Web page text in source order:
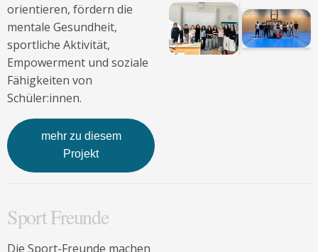
orientieren, fördern die
mentale Gesundheit,
sportliche Aktivität,
Empowerment und soziale
Fähigkeiten von
Schüler:innen.
mehr zu diesem
Projekt
Sport Freunde
Die Sport-Freunde machen